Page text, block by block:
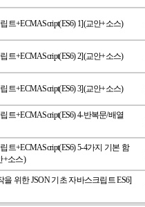
트+ECMAScript(ES6) 1](교안+소스)
트+ECMAScript(ES6) 2](교안+소스)
트+ECMAScript(ES6) 3](교안+소스)
+ECMAScript(ES6) 4-반복문/배열
+ECMAScript(ES6) 5-4가지 기본 함
+소스)
위한 JSON 기초 자바스크립트 ES6]